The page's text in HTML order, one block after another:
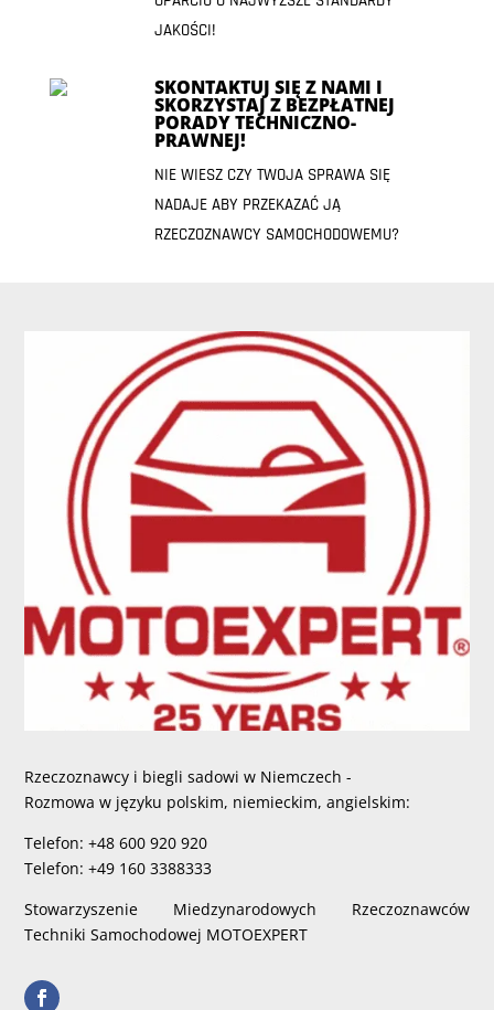
JAKOŚCI!
SKONTAKTUJ SIĘ Z NAMI I
SKORZYSTAJ Z BEZPŁATNEJ
PORADY TECHNICZNO-
PRAWNEJ!
NIE WIESZ CZY TWOJA SPRAWA SIĘ
NADAJE ABY PRZEKAZAĆ JĄ
RZECZOZNAWCY SAMOCHODOWEMU?
Rzeczoznawcy i biegli sadowi w Niemczech -
Rozmowa w języku polskim, niemieckim, angielskim:
Telefon: +48 600 920 920
Telefon: +49 160 3388333
Stowarzyszenie Miedzynarodowych Rzeczoznawców
Techniki Samochodowej MOTOEXPERT